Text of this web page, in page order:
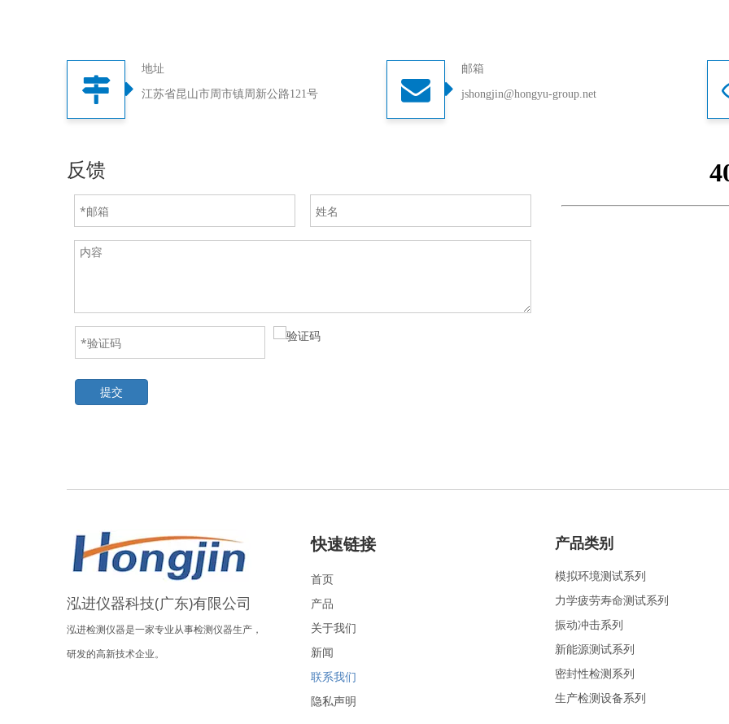
地址
江苏省昆山市周市镇周新公路121号
邮箱
jshongjin@hongyu-group.net
反馈
提交
泓进仪器科技(广东)有限公司
泓进检测仪器是一家专业从事检测仪器生产，
研发的高新技术企业。
快速链接
首页
产品
关于我们
新闻
联系我们
隐私声明
产品类别
模拟环境测试系列
力学疲劳寿命测试系列
振动冲击系列
新能源测试系列
密封性检测系列
生产检测设备系列